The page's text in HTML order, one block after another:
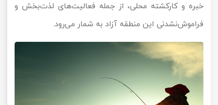
خبره و کارکشته محلی، از جمله فعالیت‌های لذت‌بخش و
فراموش‌نشدنی این منطقه آزاد به شمار می‌رود.